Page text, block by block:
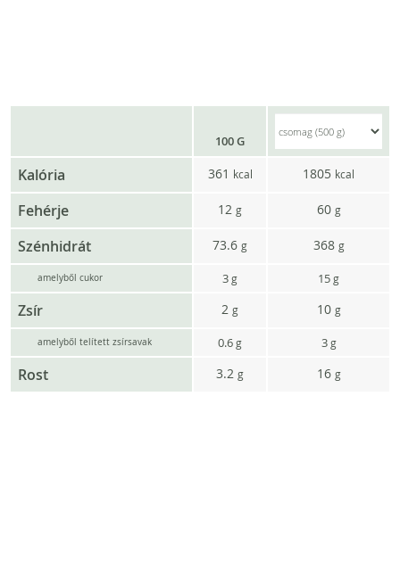
100 G
Kalória 361 kcal 1805 kcal
Fehérje 12 g 60 g
Szénhidrát 73.6 g 368 g
amelyből cukor 3g 15g
Zsír 2 g 10 g
amelyből telített zsírsavak 0.6g 3 g
Rost 3.2 g 16 g